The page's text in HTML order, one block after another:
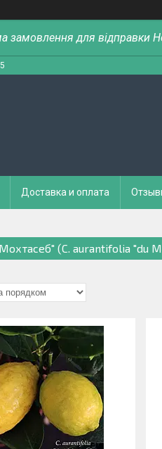
замовлення для
Доставка и оплата
(C. aurantifolia "du